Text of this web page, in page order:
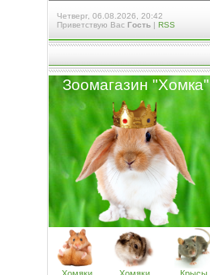
Четверг, 06.08.2026, 20:42
Приветствую Вас Гость| RSS
Зоомагазин "Хомка"